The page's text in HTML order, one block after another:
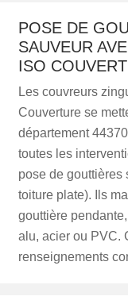
POSE DE
SAUVEUR
ISO
Les couvreurs
Couverture se
département
toutes les
pose de gouttières
toiture plate). Ils
gouttière
alu, acier ou PVC.
renseignements